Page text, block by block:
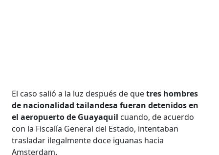
El caso salió a la luz después de quetres hombres
de nacionalidad tailandesa fueran detenidos en
el aeropuerto de Guayaquil cuando, de acuerdo
con la Fiscalía General del Estado, intentaban
trasladar ilegalmente doce iguanas hacia
Amsterdam.